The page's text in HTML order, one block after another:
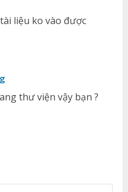
liệu ko vào được
thư viện vậy bạn ?